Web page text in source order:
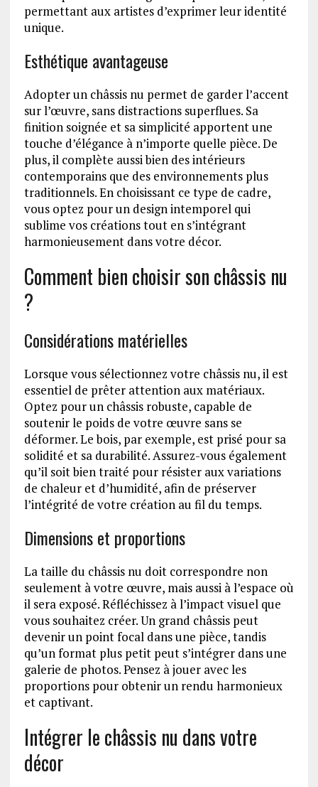
permettant aux artistes d’exprimer leur identité
unique.
Esthétique avantageuse
Adopter un châssis nu permet de garder l’accent
sur l’œuvre, sans distractions superflues. Sa
finition soignée et sa simplicité apportent une
touche d’élégance à n’importe quelle pièce. De
plus, il complète aussi bien des intérieurs
contemporains que des environnements plus
traditionnels. En choisissant ce type de cadre,
vous optez pour un design intemporel qui
sublime vos créations tout en s’intégrant
harmonieusement dans votre décor.
Comment bien choisir son châssis nu
?
Considérations matérielles
Lorsque vous sélectionnez votre châssis nu, il est
essentiel de prêter attention aux matériaux.
Optez pour un châssis robuste, capable de
soutenir le poids de votre œuvre sans se
déformer. Le bois, par exemple, est prisé pour sa
solidité et sa durabilité. Assurez-vous également
qu’il soit bien traité pour résister aux variations
de chaleur et d’humidité, afin de préserver
l’intégrité de votre création au fil du temps.
Dimensions et proportions
La taille du châssis nu doit correspondre non
seulement à votre œuvre, mais aussi à l’espace où
il sera exposé. Réfléchissez à l’impact visuel que
vous souhaitez créer. Un grand châssis peut
devenir un point focal dans une pièce, tandis
qu’un format plus petit peut s’intégrer dans une
galerie de photos. Pensez à jouer avec les
proportions pour obtenir un rendu harmonieux
et captivant.
Intégrer le châssis nu dans votre
décor